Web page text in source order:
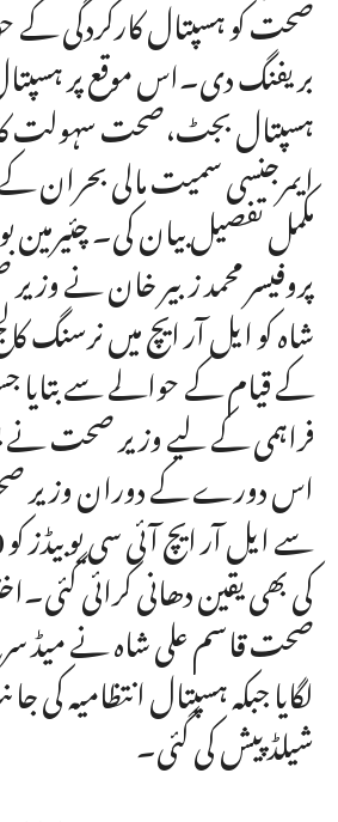
صحت کو ہسپتال کارکردگی
بریفنگ دی۔اس موقع پر
ہسپتال بجٹ،صحت سہولت
ایمرجنسی سمیت مالی
مکمل تفصیل بیان کی۔ چئیرمین
پروفیسر محمد زبیر خان نے
شاہ کو ایل آر ایچ میں نرسنگ
کے قیام کے حوالے سے
فراہمی کے لیے وزیر صحت نے
اس دورے کے دوران وزیر
کی بھی یقین دھانی کرائی
صحت قاسم علی شاہ نے میڈ
لگایا جبکہ ہسپتال انتظامیہ
شیلڈ پیش کی گئی۔